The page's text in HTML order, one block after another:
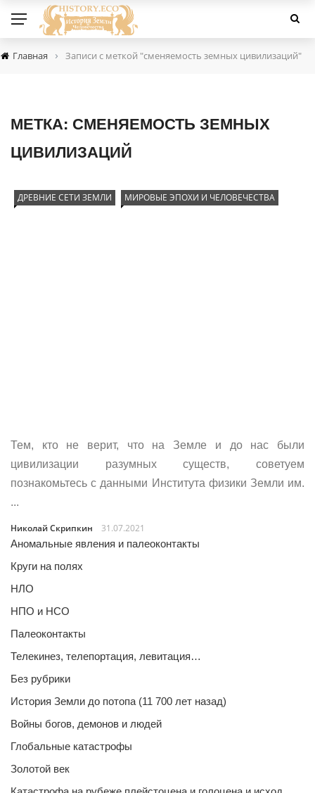
Главная › Записи с меткой "сменяемость земных цивилизаций"
МЕТКА: СМЕНЯЕМОСТЬ ЗЕМНЫХ
ЦИВИЛИЗАЦИЙ
ДРЕВНИЕ СЕТИ ЗЕМЛИ МИРОВЫЕ ЭПОХИ И ЧЕЛОВЕЧЕСТВА
Тем, кто не верит, что на Земле и до нас были
цивилизации разумных существ, советуем
познакомьтесь с данными Института физики Земли им.
...
Николай Скрипкин
31.07.2021
Аномальные явления и палеоконтакты
Круги на полях
НЛО
НПО и НСО
Палеоконтакты
Телекинез, телепортация, левитация…
Без рубрики
История Земли до потопа (11 700 лет назад)
Войны богов, демонов и людей
Глобальные катастрофы
Золотой век